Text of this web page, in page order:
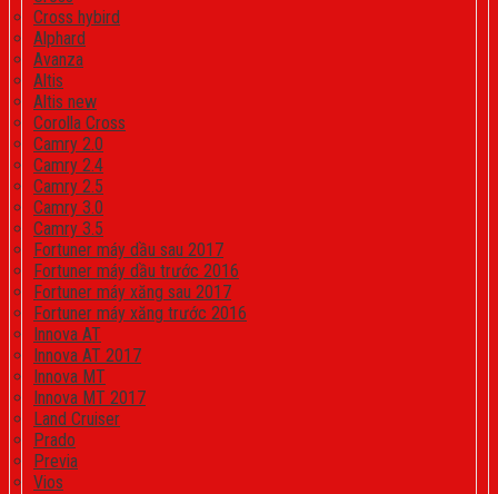
Cross hybird
Alphard
Avanza
Altis
Altis new
Corolla Cross
Camry 2.0
Camry 2.4
Camry 2.5
Camry 3.0
Camry 3.5
Fortuner máy dầu sau 2017
Fortuner máy dầu trước 2016
Fortuner máy xăng sau 2017
Fortuner máy xăng trước 2016
Innova AT
Innova AT 2017
Innova MT
Innova MT 2017
Land Cruiser
Prado
Previa
Vios